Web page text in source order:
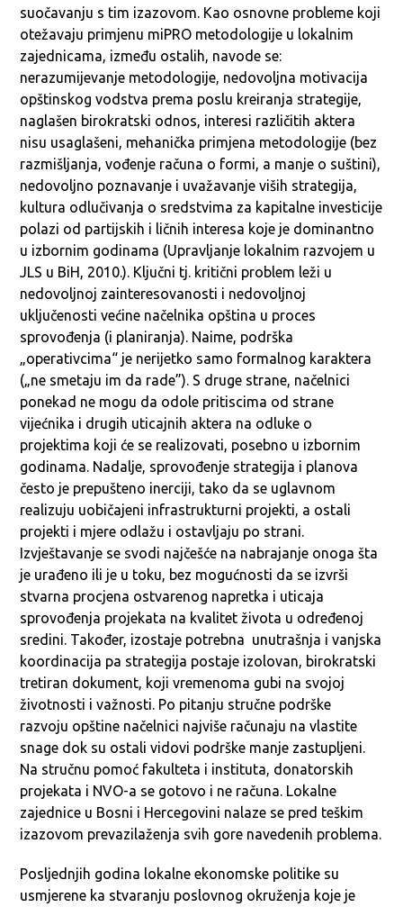
suočavanju s tim izazovom. Kao osnovne probleme koji
otežavaju primjenu miPRO metodologije u lokalnim
zajednicama, između ostalih, navode se:
nerazumijevanje metodologije, nedovoljna motivacija
opštinskog vodstva prema poslu kreiranja strategije,
naglašen birokratski odnos, interesi različitih aktera
nisu usaglašeni, mehanička primjena metodologije (bez
razmišljanja, vođenje računa o formi, a manje o suštini),
nedovoljno poznavanje i uvažavanje viših strategija,
kultura odlučivanja o sredstvima za kapitalne investicije
polazi od partijskih i ličnih interesa koje je dominantno
u izbornim godinama (Upravljanje lokalnim razvojem u
JLS u BiH, 2010.). Ključni tj. kritični problem leži u
nedovoljnoj zainteresovanosti i nedovoljnoj
uključenosti većine načelnika opština u proces
sprovođenja (i planiranja). Naime, podrška
„operativcima“ je nerijetko samo formalnog karaktera
(„ne smetaju im da rade”). S druge strane, načelnici
ponekad ne mogu da odole pritiscima od strane
vijećnika i drugih uticajnih aktera na odluke o
projektima koji će se realizovati, posebno u izbornim
godinama. Nadalje, sprovođenje strategija i planova
često je prepušteno inerciji, tako da se uglavnom
realizuju uobičajeni infrastrukturni projekti, a ostali
projekti i mjere odlažu i ostavljaju po strani.
Izvještavanje se svodi najčešće na nabrajanje onoga šta
je urađeno ili je u toku, bez mogućnosti da se izvrši
stvarna procjena ostvarenog napretka i uticaja
sprovođenja projekata na kvalitet života u određenoj
sredini. Također, izostaje potrebna unutrašnja i vanjska
koordinacija pa strategija postaje izolovan, birokratski
tretiran dokument, koji vremenoma gubi na svojoj
životnosti i važnosti. Po pitanju stručne podrške
razvoju opštine načelnici najviše računaju na vlastite
snage dok su ostali vidovi podrške manje zastupljeni.
Na stručnu pomoć fakulteta i instituta, donatorskih
projekata i NVO-a se gotovo i ne računa. Lokalne
zajednice u Bosni i Hercegovini nalaze se pred teškim
izazovom prevazilaženja svih gore navedenih problema.
Posljednjih godina lokalne ekonomske politike su
usmjerene ka stvaranju poslovnog okruženja koje je